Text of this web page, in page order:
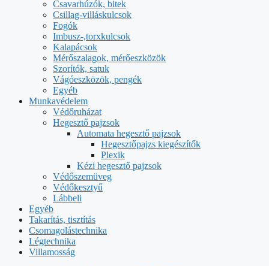
Csavarhúzók, bitek
Csillag-villáskulcsok
Fogók
Imbusz-,torxkulcsok
Kalapácsok
Mérőszalagok, mérőeszközök
Szorítók, satuk
Vágóeszközök, pengék
Egyéb
Munkavédelem
Védőruházat
Hegesztő pajzsok
Automata hegesztő pajzsok
Hegesztőpajzs kiegészítők
Plexik
Kézi hegesztő pajzsok
Védőszemüveg
Védőkesztyű
Lábbeli
Egyéb
Takarítás, tisztítás
Csomagolástechnika
Légtechnika
Villamosság